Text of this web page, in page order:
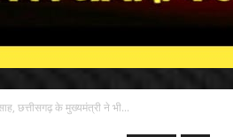
छत्तीसगढ़ के मुख्यमंत्री ने भी...